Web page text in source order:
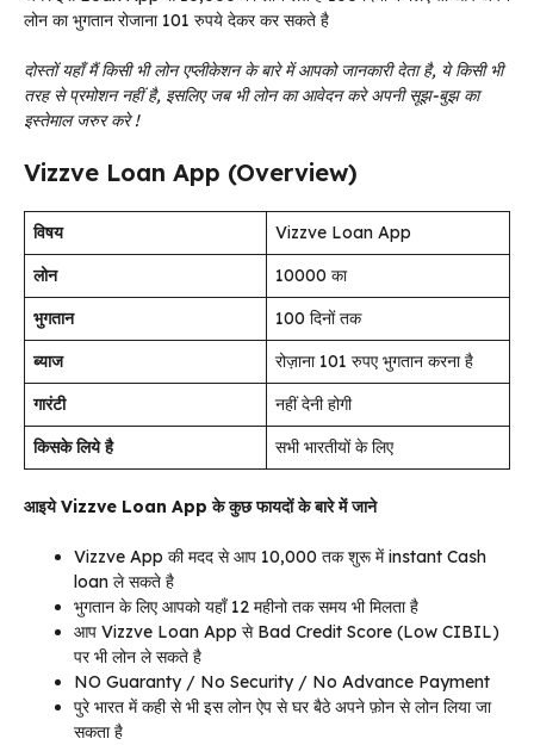
लोन का भुगतान रोजाना 101 रुपये देकर कर सकते है
दोस्तों यहाँ मैं किसी भी लोन एप्लीकेशन के बारे में आपको जानकारी देता है, ये किसी भी
तरह से प्रमोशन नहीं है, इसलिए जब भी लोन का आवेदन करे अपनी सूझ-बुझ का
इस्तेमाल जरुर करे !
Vizzve Loan App (Overview)
विषय
Vizzve Loan App
लोन
10000 का
भुगतान
100 दिनों तक
ब्याज
रोज़ाना 101 रुपए भुगतान करना है
गारंटी
नहीं देनी होगी
किसके लिये है
सभी भारतीयों के लिए
आइये Vizzve Loan App के कुछ फायदों के बारे में जाने
Vizzve App की मदद से आप 10,000 तक शुरू में instant Cash
loan ले सकते है
भुगतान के लिए आपको यहाँ 12 महीनो तक समय भी मिलता है
आप Vizzve Loan App से Bad Credit Score (Low CIBIL)
पर भी लोन ले सकते है
NO Guaranty / No Security / No Advance Payment
पुरे भारत में कही से भी इस लोन ऐप से घर बैठे अपने फ़ोन से लोन लिया जा
सकता है